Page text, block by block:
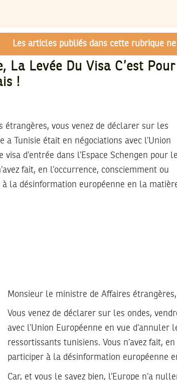
Les articles publiés dans cette rubrique
La Levée Du Visa C’est Pour
!
vous venez de déclarer sur les
a Tunisie était en négociations avec l’Union
d’entrée dans l’Espace Schengen pour
fait, en l’occurrence, consciemment ou
la désinformation européenne en la
Monsieur le ministre de Affaires étrangères,
Vous venez de déclarer sur les ondes,
avec l’Union Européenne en vue d’annuler
ressortissants tunisiens. Vous n’avez fait,
participer à la désinformation européenne
Car, et vous le savez bien, l’Europe n’a